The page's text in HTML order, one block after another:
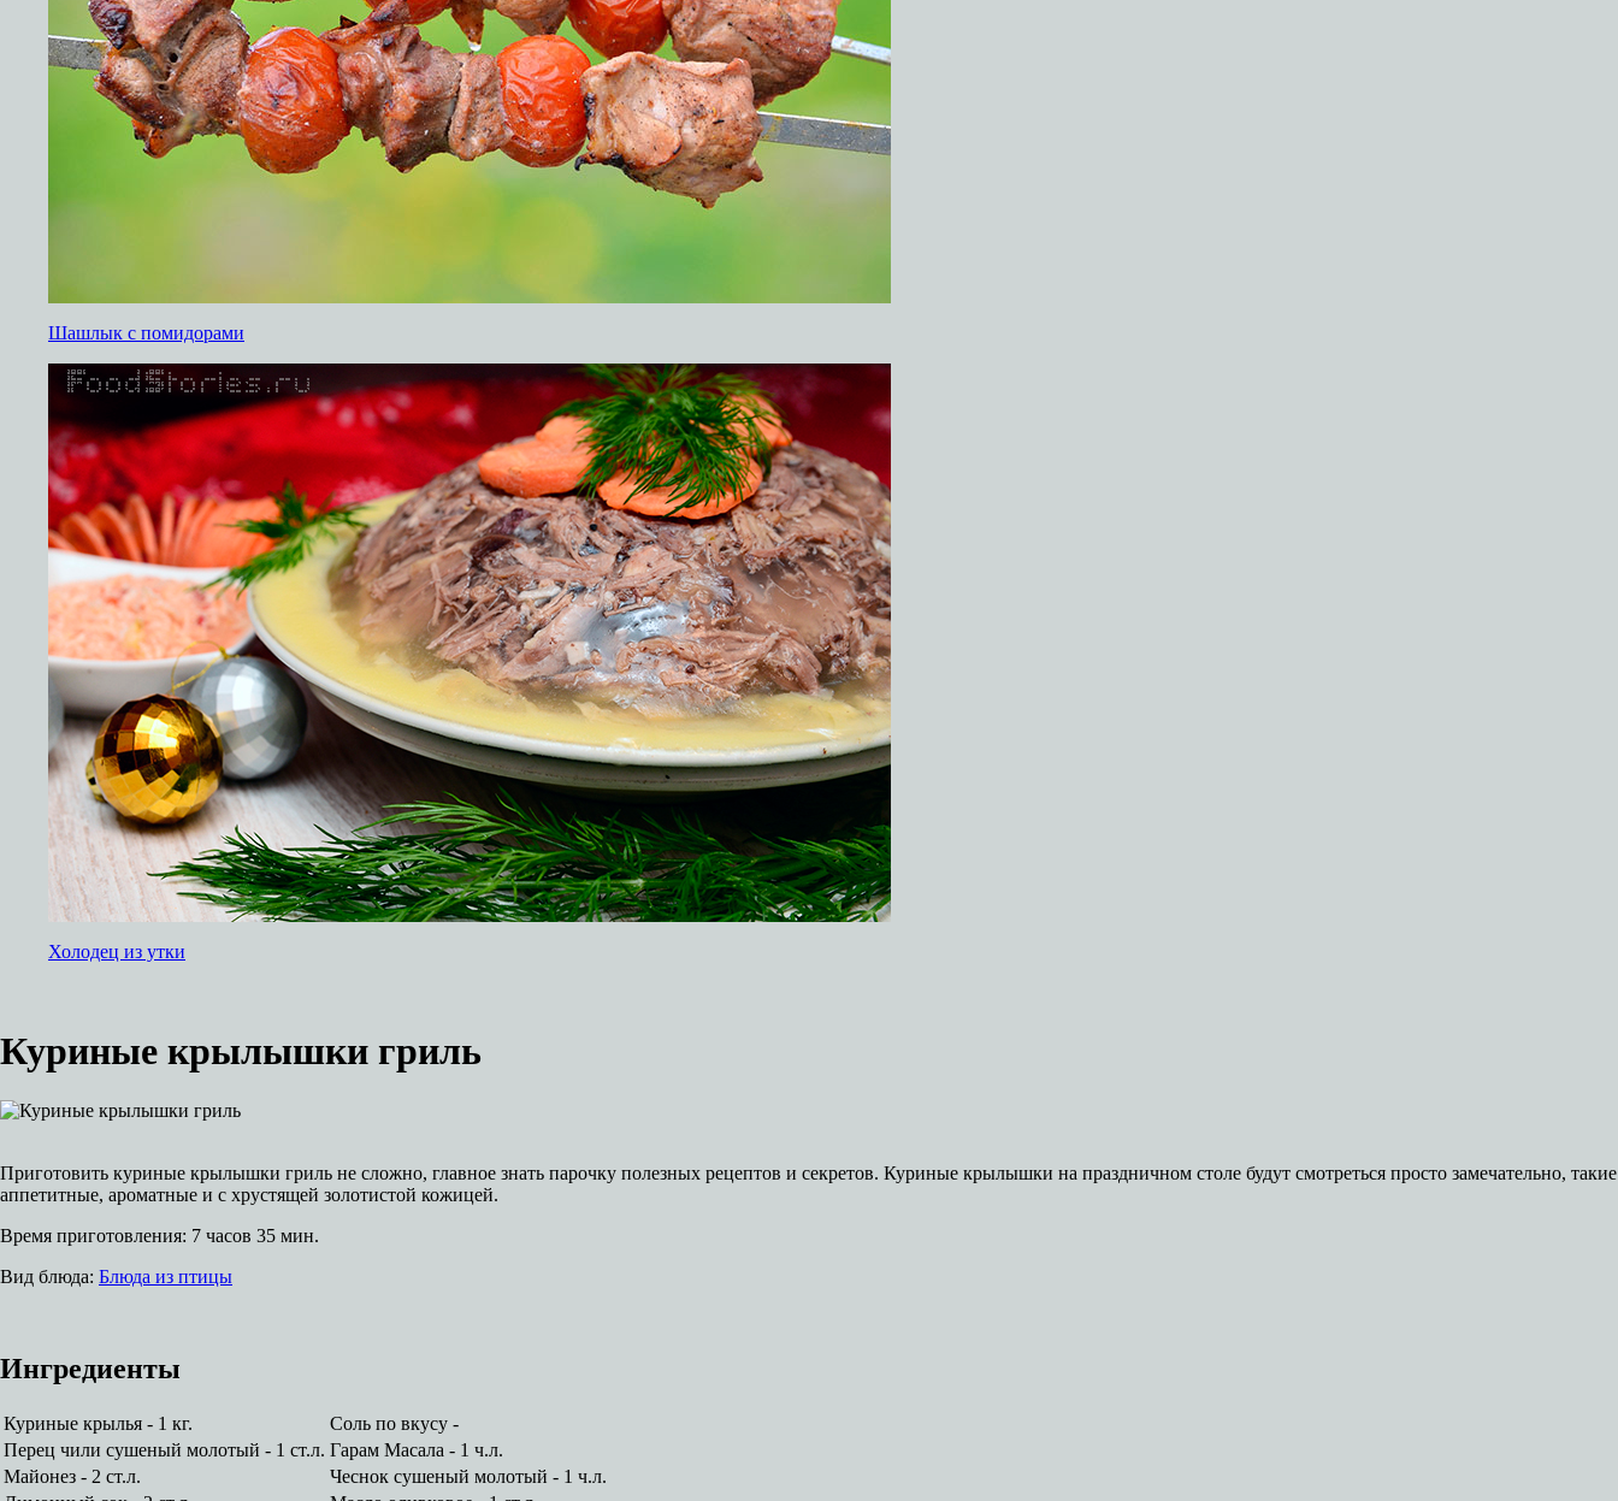
Шашлык с помидорами
Холодец из утки
Куриные крылышки гриль
Приготовить куриные крылышки гриль не сложно, главное знать парочку полезных рецептов и секретов. Куриные крылышки на праздничном столе будут смотреться просто замечательно, такие
аппетитные, ароматные и с хрустящей золотистой кожицей.
Время приготовления: 7 часов 35 мин.
Вид блюда: Блюда из птицы
Ингредиенты
Куриные крылья - 1 кг.
Соль по вкусу -
Перец чили сушеный молотый - 1 ст.л. Гарам Масала - 1 ч.л.
Майонез - 2 ст.л.
Чеснок сушеный молотый - 1 ч.л.